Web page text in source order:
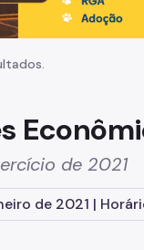
de 2021
de 2021 |